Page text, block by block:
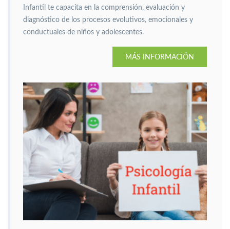
Infantil te capacita en la comprensión, evaluación y
diagnóstico de los procesos evolutivos, emocionales y
conductuales de niños y adolescentes.
MÁS INFORMACIÓN